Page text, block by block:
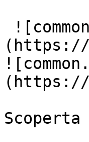
(https://
(https://
Scoperta